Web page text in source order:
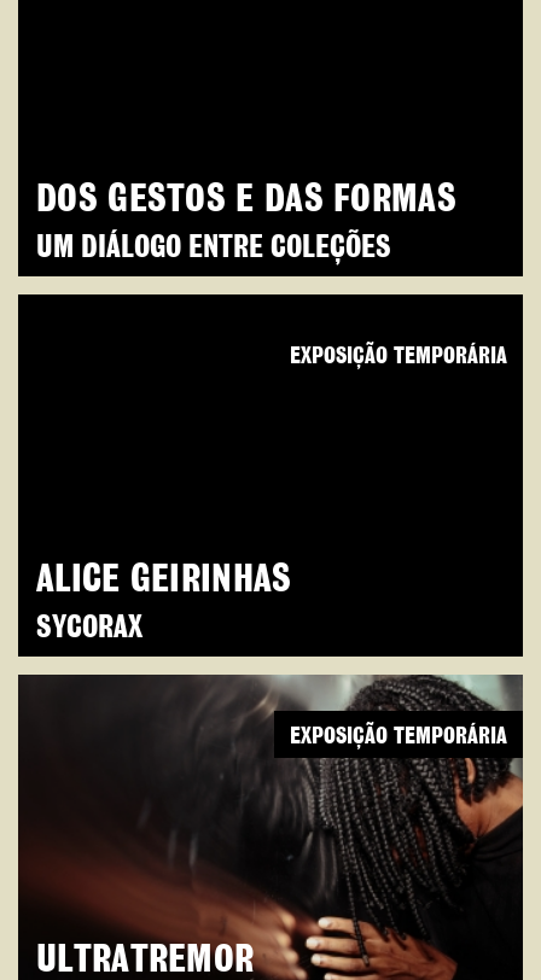
DOS GESTOS E DAS FORMAS
UM DIÁLOGO ENTRE COLEÇÕES
ALICE GEIRINHAS
SYCORAX
EXPOSIÇÃO TEMPORÁRIA
ULTRATREMOR
EXPOSIÇÃO TEMPORÁRIA